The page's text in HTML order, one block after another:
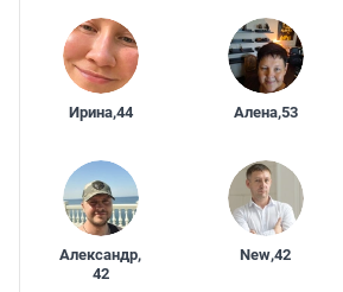
Ирина,44 Алена,53
Александр,
42
New,42